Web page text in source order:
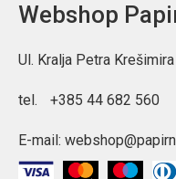
Webshop
Ul. Kralja Petra
tel. +385 44 682 560
E-mail: